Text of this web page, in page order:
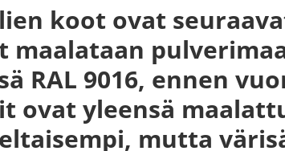
koot ovat
maalataan
RAL 9016, ennen
yleensä maalattu
mutta